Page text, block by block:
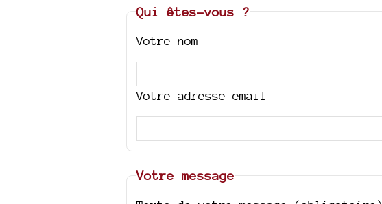
Qui êtes-vous ?
Votre nom
Votre adresse email
Votre message